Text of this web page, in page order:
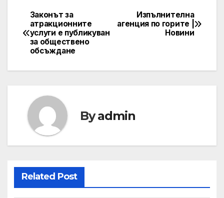
Post
navigation
Изпълнителна
агенция по горите |
Новини
Законът за
атракционните
услуги е публикуван
за обществено
обсъждане
Byadmin
Related Post